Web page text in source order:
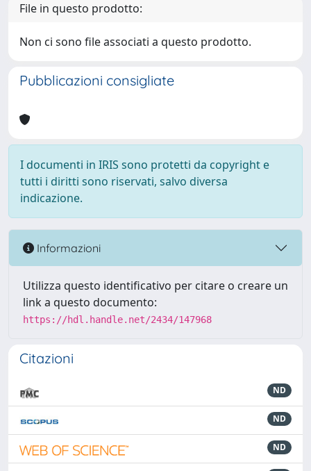
File in questo prodotto:
Non ci sono file associati a questo prodotto.
Pubblicazioni consigliate
I documenti in IRIS sono protetti da copyright e
tutti i diritti sono riservati, salvo diversa
indicazione.
Informazioni
Utilizza questo identificativo per citare o creare un
link a questo documento:
https://hdl.handle.net/2434/147968
Citazioni
ND
ND
ND